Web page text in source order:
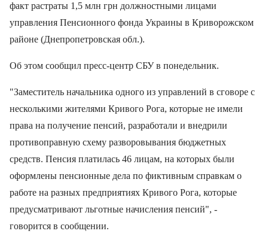
факт растраты 1,5 млн грн должностными лицами
управления Пенсионного фонда Украины в Криворожском
районе (Днепропетровская обл.).
Об этом сообщил пресс-центр СБУ в понедельник.
"Заместитель начальника одного из управлений в сговоре с
несколькими жителями Кривого Рога, которые не имели
права на получение пенсий, разработали и внедрили
противоправную схему разворовывания бюджетных
средств. Пенсия платилась 46 лицам, на которых были
оформлены пенсионные дела по фиктивным справкам о
работе на разных предприятиях Кривого Рога, которые
предусматривают льготные начисления пенсий", -
говорится в сообщении.